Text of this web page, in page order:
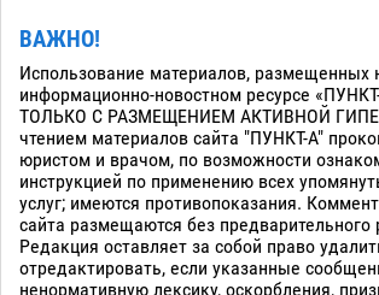
ВАЖНО!
Использование материалов, размещенных
информационно-новостном ресурсе
ТОЛЬКО С РАЗМЕЩЕНИЕМ АКТИВНОЙ
чтением материалов сайта "ПУНКТ-А"
юристом и врачом, по возможности
инструкцией по применению всех
услуг; имеются противопоказания.
сайта размещаются без предварительного
Редакция оставляет за собой право
отредактировать, если указанные
ненормативную лексику, оскорбления,